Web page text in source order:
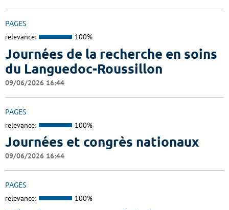
PAGES
relevance: 100%
Journées de la recherche en soins
du Languedoc-Roussillon
09/06/2026 16:44
PAGES
relevance: 100%
Journées et congrès nationaux
09/06/2026 16:44
PAGES
relevance: 100%